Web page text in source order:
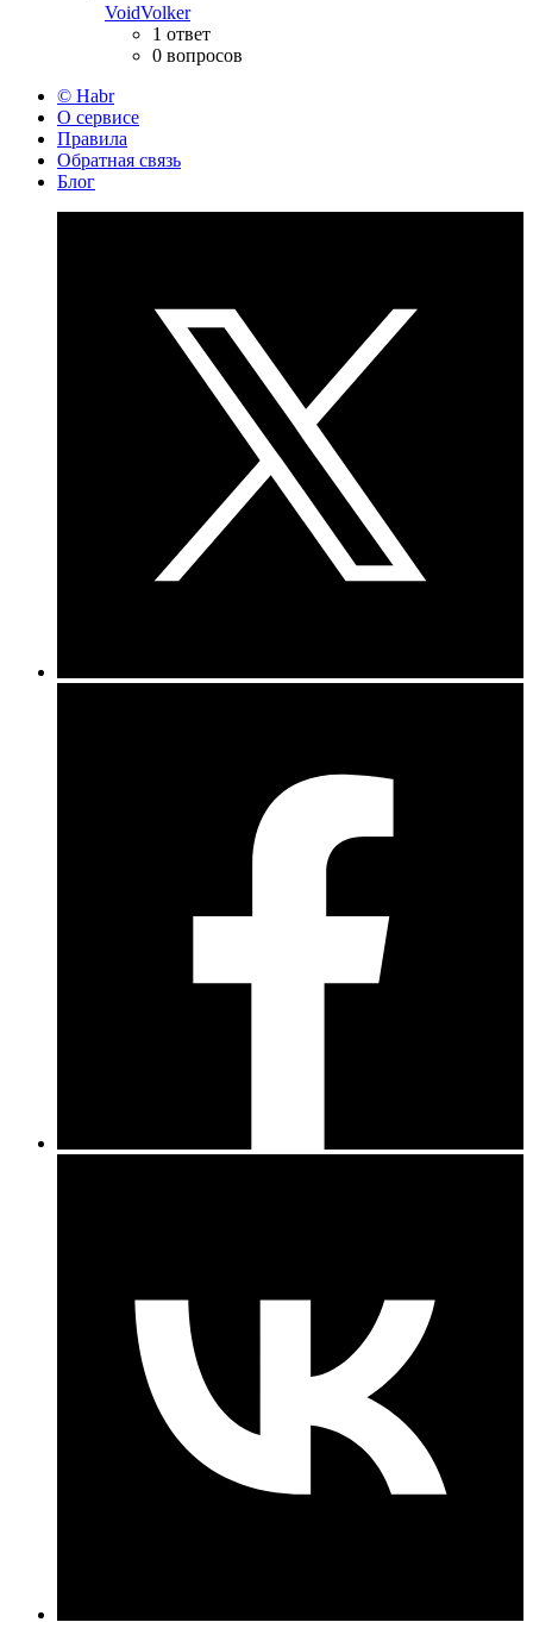
VoidVolker
1 ответ
0 вопросов
© Habr
О сервисе
Правила
Обратная связь
Блог